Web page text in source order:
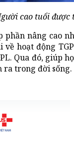
cao tuổi được
phần nâng cao
hoạt động
Qua đó, giúp
ra trong đời sống.